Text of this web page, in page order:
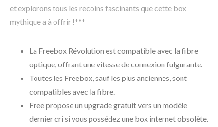
et explorons tous les recoins fascinants que cette box
mythique a à offrir !***
La Freebox Révolution est compatible avec la fibre
optique, offrant une vitesse de connexion fulgurante.
Toutes les Freebox, sauf les plus anciennes, sont
compatibles avec la fibre.
Free propose un upgrade gratuit vers un modèle
dernier cri si vous possédez une box internet obsolète.